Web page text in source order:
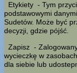
Etykiety - Tym
podstawowymi
Sudetów. Może być
decyzji, gdzie pójść.
Zapisz -
wycieczkę w
dla siebie lub